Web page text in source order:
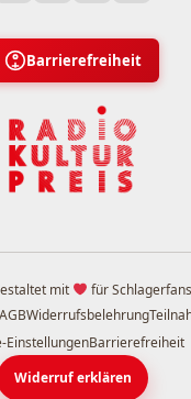
Barrierefreiheit
mit
für Schlagerfans
AGBWiderrufsbelehrung
EinstellungenBarrierefreiheit
Widerruf erklären